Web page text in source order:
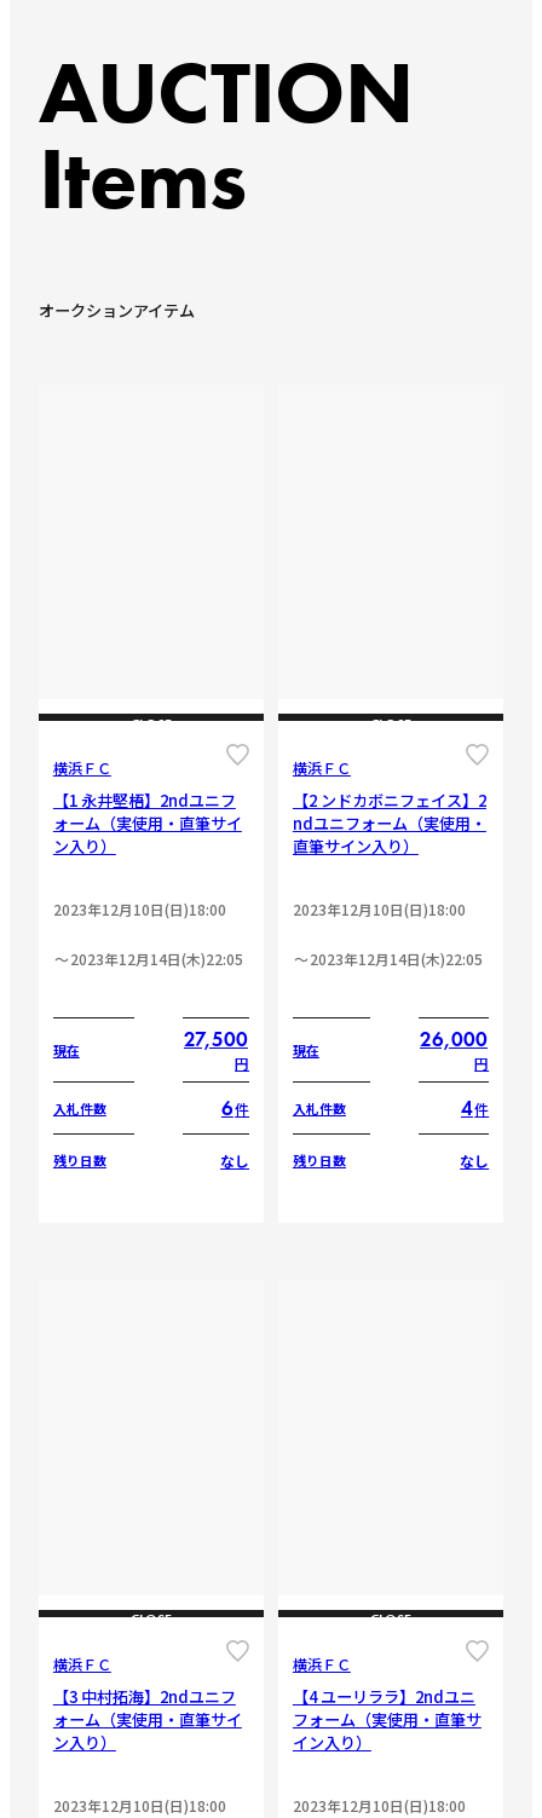
AUCTION
Items
オークションアイテム
CLOSE
横浜ＦＣ
【1 永井堅梧】2ndユニフ
ォーム（実使用・直筆サイ
ン入り）
2023年12月10日(日)18:00
2023年12月14日(木)22:05
現在 27,500
円
入札件数 6件
残り日数 なし
CLOSE
横浜ＦＣ
【2 ンドカボニフェイス】2
ndユニフォーム（実使用・
直筆サイン入り）
2023年12月10日(日)18:00
2023年12月14日(木)22:05
現在 26,000
円
入札件数 4件
残り日数 なし
CLOSE
横浜ＦＣ
【3 中村拓海】2ndユニフ
ォーム（実使用・直筆サイ
ン入り）
2023年12月10日(日)18:00
CLOSE
横浜ＦＣ
【4 ユーリララ】2ndユニ
フォーム（実使用・直筆サ
イン入り）
2023年12月10日(日)18:00